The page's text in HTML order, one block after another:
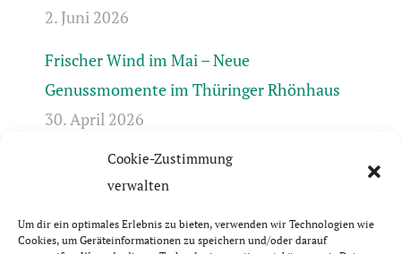
Cookie-Zustimmung
verwalten
Um dir ein optimales Erlebnis zu bieten, verwenden wir Technologien wie
Cookies, um Geräteinformationen zu speichern und/oder darauf
2. Juni 2026
Frischer Wind im Mai – Neue
Genussmomente im Thüringer Rhönhaus
30. April 2026
Frühlingserwachen in der Rhön +++ Bis 17.4.
geschlossen +++ April-Öffnungszeiten +++
31. März 2026